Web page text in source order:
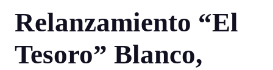
Relanzamiento “El
Tesoro” Blanco,